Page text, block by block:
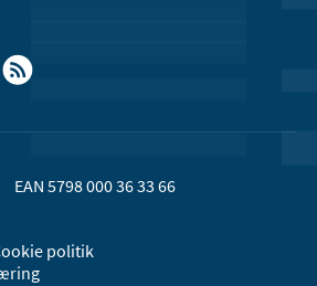
EAN 5798 000 36 33 66
politik